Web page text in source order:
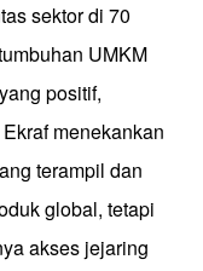
sektor di 70
UMKM
positif,
menekankan
terampil dan
global, tetapi
akses jejaring